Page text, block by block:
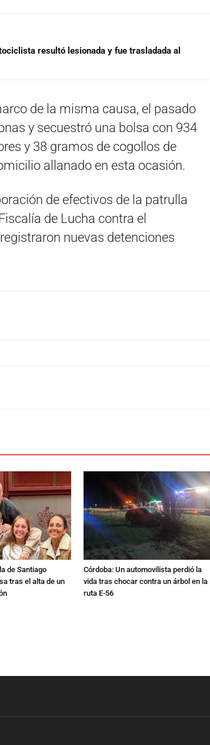
resultó lesionada y fue trasladada al
de la misma causa, el pasado
y secuestró una bolsa con 934
y 38 gramos de cogollos de
allanado en esta ocasión.
de efectivos de la patrulla
de Lucha contra el
nuevas detenciones
de Santiago
tras el alta de un
Córdoba: Un automovilista perdió la
vida tras chocar contra un árbol en la
ruta E-56